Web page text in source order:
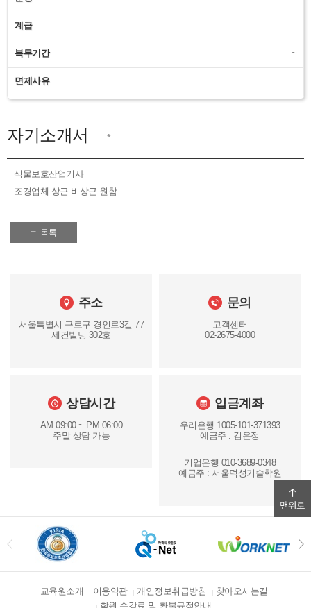
계급
복무기간 ~
면제사유
자기소개서 *
식물보호산업기사
조경업체 상근 비상근 원함
목록
주소
서울특별시 구로구 경인로3길 77
세건빌딩 302호
문의
고객센터
02-2675-4000
상담시간
AM 09:00 ~ PM 06:00
주말 상담 가능
입금계좌
우리은행 1005-101-371393
예금주 : 김은정
기업은행 010-3689-0348
예금주 : 서울덕성기술학원
교육원소개 이용약관 개인정보취급방침
찾아오시는길
학원 수강료 및 환불규정안내